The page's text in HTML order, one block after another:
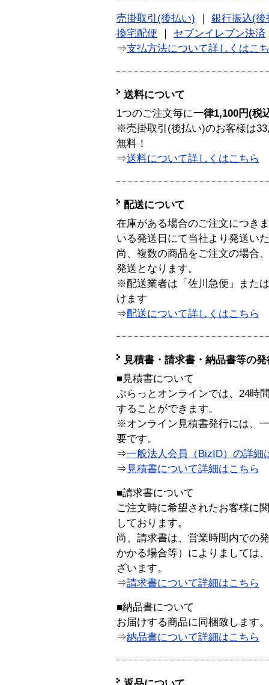
売掛取引(後払い)
銀行振込(後
換宅配便
セブンイレブン決済
⇒支払方法について詳しくはこ
送料について
1つのご注文毎に一律1,100円(税
※売掛取引(後払い)のお客様は
無料！
⇒送料について詳しくはこちら
配送について
在庫がある場合のご注文につき
いる発送日にて当社より発送い
尚、複数の商品をご注文の場合
発送となります。
※配送業者は「佐川急便」また
けます
⇒配送について詳しくはこちら
見積書・請求書・納品書等の
■見積書について
ぷらっとオンラインでは、24時
することができます。
※オンライン見積書発行には、
要です。
⇒一般法人会員（BizID）の詳細
⇒ 見積書について詳細はこちら
■請求書について
ご注文時に希望されたお客様に
しております。
尚、請求書は、営業時間内での
かかる場合等）によりましては
ざいます。
⇒請求書について詳細はこちら
■納品書について
お届けする商品に同梱致します。
⇒納品書について詳細はこちら